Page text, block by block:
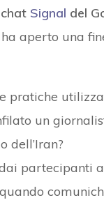
chat Signal del
ha aperto una
pratiche
un
dell’Iran?
partecipanti